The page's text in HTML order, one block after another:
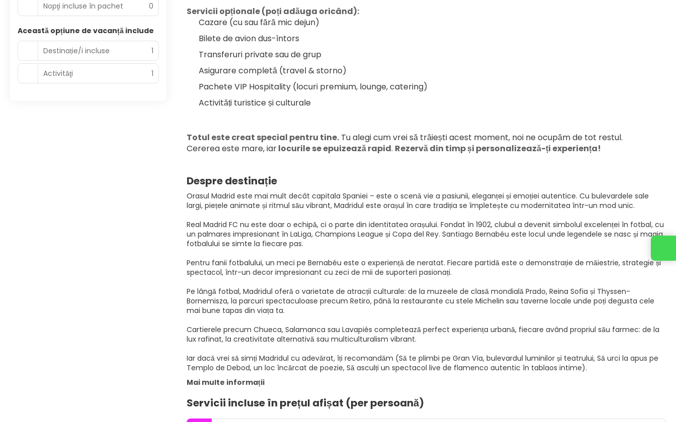
Servicii opționale (poți adăuga oricând):
Cazare (cu sau fără mic dejun)
Bilete de avion dus-întors
Transferuri private sau de grup
Asigurare completă (travel & storno)
Pachete VIP Hospitality (locuri premium, lounge, catering)
Activități turistice și culturale
Totul este creat special pentru tine. Tu alegi cum vrei să trăiești acest moment, noi ne ocupăm de tot restul.
Cererea este mare, iar locurile se epuizează rapid. Rezervă din timp și personalizează-ți experiența!
Despre destinație
Orasul Madrid este mai mult decât capitala Spaniei – este o scenă vie a pasiunii, eleganței și emoției autentice. Cu bulevardele sale
largi, piețele animate și ritmul său vibrant, Madridul este orașul în care tradiția se împletește cu modernitatea într-un mod unic.
Real Madrid FC nu este doar o echipă, ci o parte din identitatea orașului. Fondat în 1902, clubul a devenit simbolul excelenței în fotbal, cu
un palmares impresionant în LaLiga, Champions League și Copa del Rey. Santiago Bernabéu este locul unde legendele se nasc și magia
fotbalului se simte la fiecare pas.
Pentru fanii fotbalului, un meci pe Bernabéu este o experiență de neratat. Fiecare partidă este o demonstrație de măiestrie, strategie și
spectacol, într-un decor impresionant cu zeci de mii de suporteri pasionați.
Pe lângă fotbal, Madridul oferă o varietate de atracții culturale: de la muzeele de clasă mondială Prado, Reina Sofia și Thyssen-
Bornemisza, la parcuri spectaculoase precum Retiro, până la restaurante cu stele Michelin sau taverne locale unde poți degusta cele
mai bune tapas din viața ta.
Cartierele precum Chueca, Salamanca sau Lavapiés completează perfect experiența urbană, fiecare având propriul său farmec: de la
lux rafinat, la creativitate alternativă sau multiculturalism vibrant.
Iar dacă vrei să simți Madridul cu adevărat, îți recomandăm (Să te plimbi pe Gran Vía, bulevardul luminilor și teatrului, Să urci la apus pe
Templo de Debod, un loc încărcat de poezie, Să asculți un spectacol live de flamenco autentic în tablaos intime).
Mai multe informații
Servicii incluse în prețul afișat (per persoană)
Nopţi incluse în pachet 0
Această opțiune de vacanță include
Destinație/i incluse
1
Activităţi 1